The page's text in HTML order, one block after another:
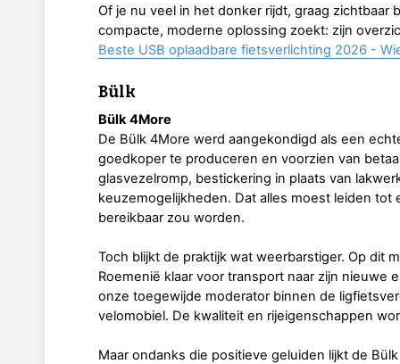
Of je nu veel in het donker rijdt, graag
compacte, moderne oplossing zoekt: zijn
Beste USB oplaadbare fietsverlichting 2026 -
Bülk
Bülk 4More
De Bülk 4More werd aangekondigd als een
goedkoper te produceren en voorzien van
glasvezelromp, bestickering in plaats van
keuzemogelijkheden. Dat alles moest leiden tot
bereikbaar zou worden.
Toch blijkt de praktijk wat weerbarstiger. Op dit
Roemenië klaar voor transport naar zijn nieuwe
onze toegewijde moderator binnen de
velomobiel. De kwaliteit en rijeigenschappen
Maar ondanks die positieve geluiden lijkt de